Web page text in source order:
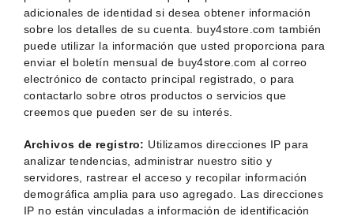
adicionales de identidad si desea obtener información
sobre los detalles de su cuenta. buy4store.com también
puede utilizar la información que usted proporciona para
enviar el boletín mensual de buy4store.com al correo
electrónico de contacto principal registrado, o para
contactarlo sobre otros productos o servicios que
creemos que pueden ser de su interés.
Archivos de registro: Utilizamos direcciones IP para
analizar tendencias, administrar nuestro sitio y
servidores, rastrear el acceso y recopilar información
demográfica amplia para uso agregado. Las direcciones
IP no están vinculadas a información de identificación